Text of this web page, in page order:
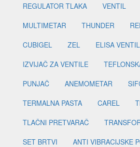
REGULATOR TLAKA
VENTIL
MULTIMETAR
THUNDER
CUBIGEL
ZEL
ELISA
IZVIJAČ ZA VENTILE
PUNJAČ
ANEMOMETAR
TERMALNA PASTA
CAREL
TLAČNI PRETVARAČ
SET BRTVI
ANTI VIBRACIJSKE